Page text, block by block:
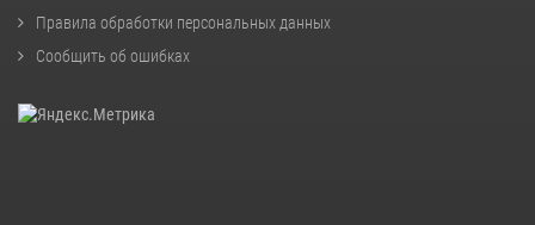
Правила обработки персональных данных
Сообщить об ошибках